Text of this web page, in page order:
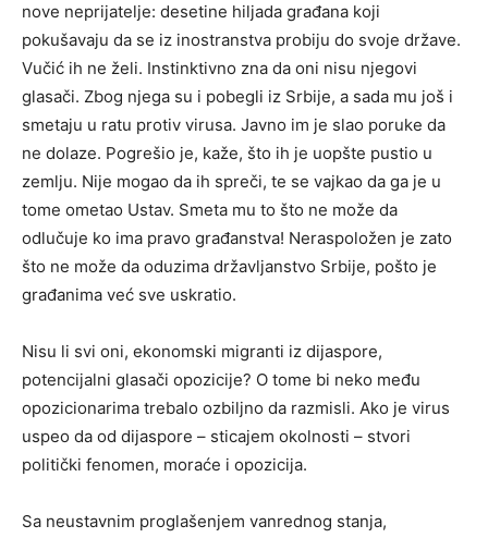
nove neprijatelje: desetine hiljada građana koji
pokušavaju da se iz inostranstva probiju do svoje države.
Vučić ih ne želi. Instinktivno zna da oni nisu njegovi
glasači. Zbog njega su i pobegli iz Srbije, a sada mu još i
smetaju u ratu protiv virusa. Javno im je slao poruke da
ne dolaze. Pogrešio je, kaže, što ih je uopšte pustio u
zemlju. Nije mogao da ih spreči, te se vajkao da ga je u
tome ometao Ustav. Smeta mu to što ne može da
odlučuje ko ima pravo građanstva! Neraspoložen je zato
što ne može da oduzima državljanstvo Srbije, pošto je
građanima već sve uskratio.
Nisu li svi oni, ekonomski migranti iz dijaspore,
potencijalni glasači opozicije? O tome bi neko među
opozicionarima trebalo ozbiljno da razmisli. Ako je virus
uspeo da od dijaspore – sticajem okolnosti – stvori
politički fenomen, moraće i opozicija.
Sa neustavnim proglašenjem vanrednog stanja,